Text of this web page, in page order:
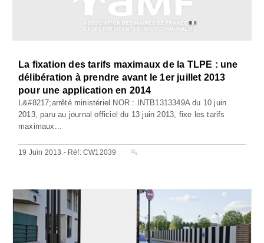
La fixation des tarifs maximaux de la TLPE : une
délibération à prendre avant le 1er juillet 2013
pour une application en 2014
L&#8217;arrêté ministériel NOR : INTB1313349A du 10 juin
2013, paru au journal officiel du 13 juin 2013, fixe les tarifs
maximaux...
19 Juin 2013 - Réf: CW12039